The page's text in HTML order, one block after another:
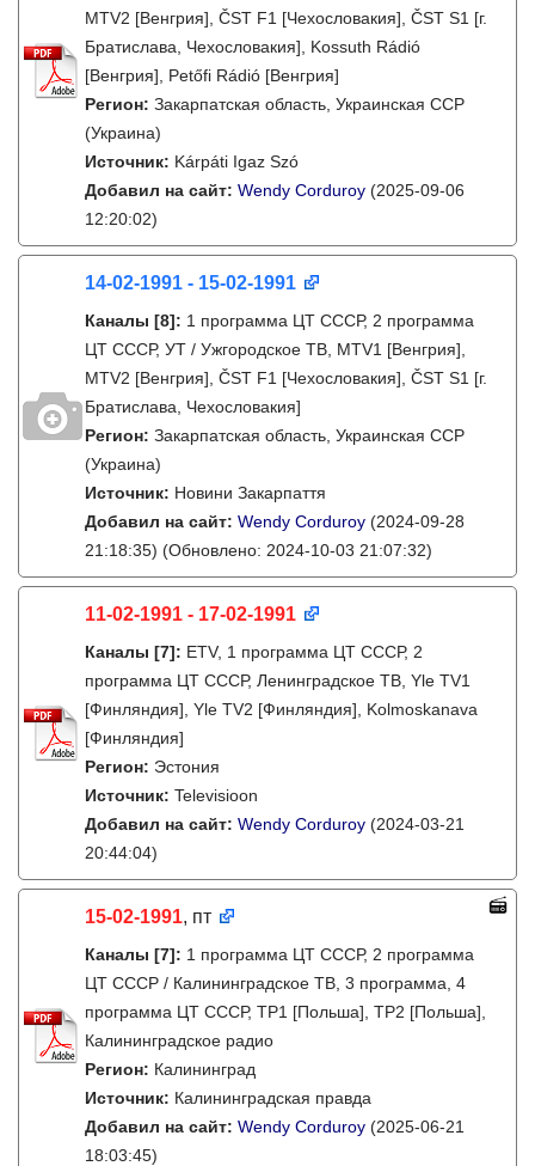
MTV2 [Венгрия], ČST F1 [Чехословакия], ČST S1 [г.
Братислава, Чехословакия], Kossuth Rádió
[Венгрия], Petőfi Rádió [Венгрия]
Регион: Закарпатская область, Украинская ССР
(Украина)
Источник: Kárpáti Igaz Szó
Добавил на сайт: Wendy Corduroy (2025-09-06
12:20:02)
14-02-1991 - 15-02-1991
Каналы [8]: 1 программа ЦТ СССР, 2 программа
ЦТ СССР, УТ / Ужгородское ТВ, MTV1 [Венгрия],
MTV2 [Венгрия], ČST F1 [Чехословакия], ČST S1 [г.
Братислава, Чехословакия]
Регион: Закарпатская область, Украинская ССР
(Украина)
Источник: Новини Закарпаття
Добавил на сайт: Wendy Corduroy (2024-09-28
21:18:35) (Обновлено: 2024-10-03 21:07:32)
11-02-1991 - 17-02-1991
Каналы [7]: ETV, 1 программа ЦТ СССР, 2
программа ЦТ СССР, Ленинградское ТВ, Yle TV1
[Финляндия], Yle TV2 [Финляндия], Kolmoskanava
[Финляндия]
Регион: Эстония
Источник: Televisioon
Добавил на сайт: Wendy Corduroy (2024-03-21
20:44:04)
15-02-1991, пт
Каналы [7]: 1 программа ЦТ СССР, 2 программа
ЦТ СССР / Калининградское ТВ, 3 программа, 4
программа ЦТ СССР, TP1 [Польша], TP2 [Польша],
Калининградское радио
Регион: Калининград
Источник: Калининградская правда
Добавил на сайт: Wendy Corduroy (2025-06-21
18:03:45)